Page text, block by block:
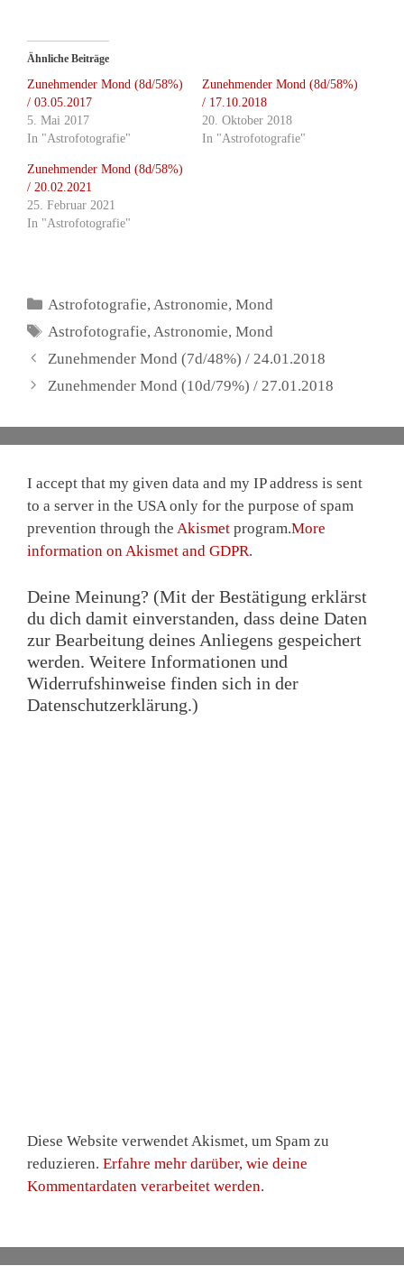
Ähnliche Beiträge
Zunehmender Mond (8d/58%)
/ 03.05.2017
5. Mai 2017
In "Astrofotografie"
Zunehmender Mond (8d/58%)
/ 17.10.2018
20. Oktober 2018
In "Astrofotografie"
Zunehmender Mond (8d/58%)
/ 20.02.2021
25. Februar 2021
In "Astrofotografie"
Kategorien
Astrofotografie,Astronomie,Mond
Schlagwörter
Astrofotografie,Astronomie,Mond
Zunehmender Mond (7d/48%) / 24.01.2018
Zunehmender Mond (10d/79%) / 27.01.2018
I accept that my given data and my IP address is sent
to a server in the USA only for the purpose of spam
prevention through the Akismet program.More
information on Akismet and GDPR.
Deine Meinung? (Mit der Bestätigung erklärst
du dich damit einverstanden, dass deine Daten
zur Bearbeitung deines Anliegens gespeichert
werden. Weitere Informationen und
Widerrufshinweise finden sich in der
Datenschutzerklärung.)
Diese Website verwendet Akismet, um Spam zu
reduzieren. Erfahre mehr darüber, wie deine
Kommentardaten verarbeitet werden.